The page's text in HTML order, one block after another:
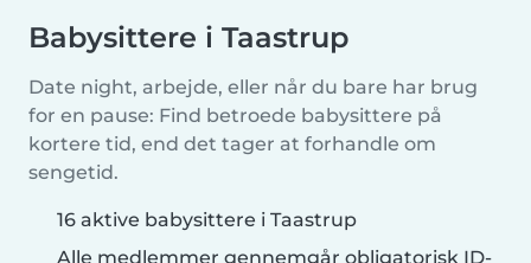
Babysittere i Taastrup
Date night, arbejde, eller når du bare har brug
for en pause: Find betroede babysittere på
kortere tid, end det tager at forhandle om
sengetid.
16 aktive babysittere i Taastrup
Alle medlemmer gennemgår obligatorisk ID-